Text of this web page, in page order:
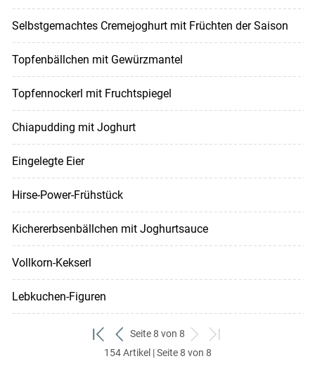
Selbstgemachtes Cremejoghurt mit Früchten der Saison
Topfenbällchen mit Gewürzmantel
Topfennockerl mit Fruchtspiegel
Chiapudding mit Joghurt
Eingelegte Eier
Hirse-Power-Frühstück
Kichererbsenbällchen mit Joghurtsauce
Vollkorn-Kekserl
Lebkuchen-Figuren
zum
ersten
zurück
zum
Seite 8 von 8
weiter
zum
zum
154 Artikel | Seite 8 von 8